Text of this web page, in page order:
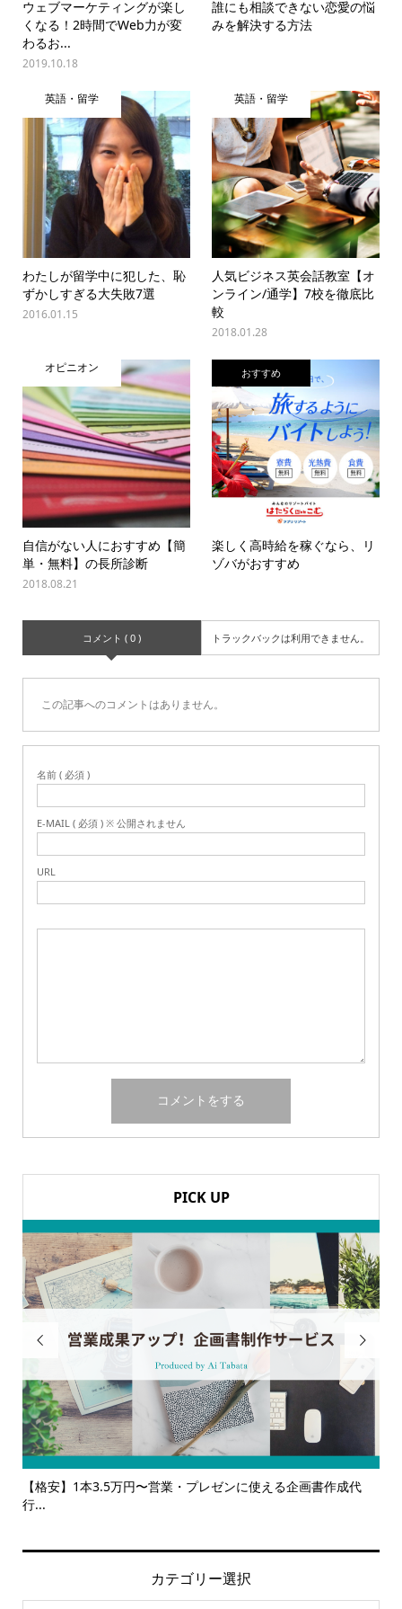
ウェブマーケティングが楽し
くなる！2時間でWeb力が変
わるお...
2019.10.18
誰にも相談できない恋愛の悩
みを解決する方法
英語・留学
わたしが留学中に犯した、恥
ずかしすぎる大失敗7選
2016.01.15
英語・留学
人気ビジネス英会話教室【オ
ンライン/通学】7校を徹底比
較
2018.01.28
オピニオン
自信がない人におすすめ【簡
単・無料】の長所診断
2018.08.21
おすすめ
楽しく高時給を稼ぐなら、リ
ゾバがおすすめ
コメント ( 0 ) トラックバックは利用できません。
この記事へのコメントはありません。
名前 ( 必須 )
E-MAIL ( 必須 ) ※ 公開されません
URL
PICK UP

える企画書作成代
【サービス一覧】広報・企画・デザインの単発

カテゴリー選択